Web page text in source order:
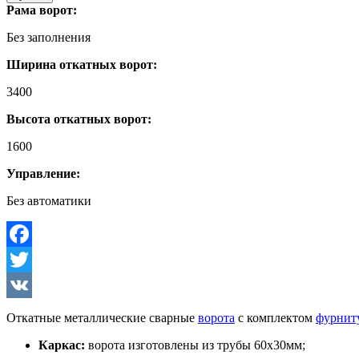
Рама ворот:
Без заполнения
Ширина откатных ворот:
3400
Высота откатных ворот:
1600
Управление:
Без автоматики
Facebook
Twitter
VK
Откатные металлические сварные ворота с комплектом
Каркас: ворота изготовлены из трубы 60х30мм;